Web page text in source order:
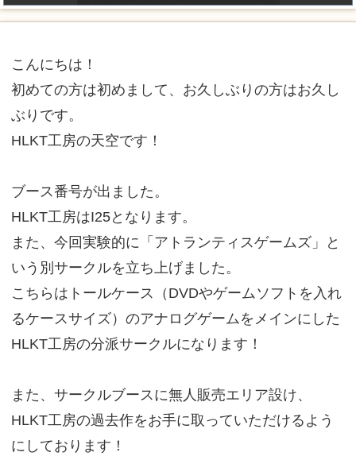
こんにちは！
初めての方は初めまして、お久しぶりの方はお久し
ぶりです。
HLKT工房の天空です！
ブース番号が出ました。
HLKT工房はI25となります。
また、今回実験的に「アトランティスゲームズ」と
いう別サークルを立ち上げました。
こちらはトールケース（DVDやゲームソフトを入れ
るケースサイズ）のアナログゲームをメインにした
HLKT工房の分派サークルになります！
また、サークルブースに無人販売エリア設け、
HLKT工房の過去作をお手に取っていただけるよう
にしております！